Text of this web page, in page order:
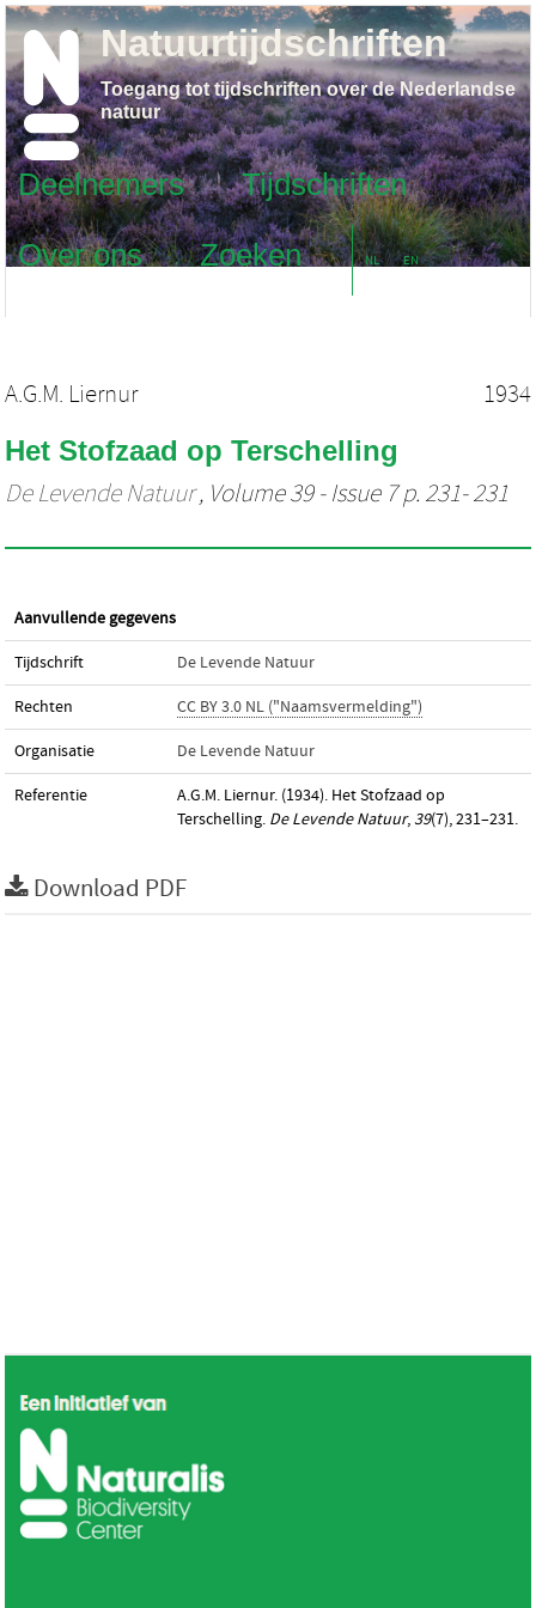
Deelnemers
Tijdschriften
Over ons
Zoeken NL EN
Natuurtijdschriften
Toegang tot tijdschriften over de Nederlandse
natuur
A.G.M. Liernur 1934
Het Stofzaad op Terschelling
De Levende Natuur, Volume 39 - Issue 7 p. 231- 231
Aanvullende gegevens
Tijdschrift De Levende Natuur
Rechten CC BY 3.0 NL ("Naamsvermelding")
Organisatie De Levende Natuur
Referentie
A.G.M. Liernur. (1934). Het Stofzaad op
Terschelling. De Levende Natuur, 39(7), 231–231.
Download PDF